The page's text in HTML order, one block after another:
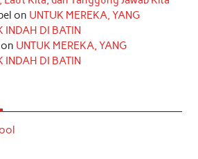
on UNTUK MEREKA, YANG
INDAH DI BATIN
on UNTUK MEREKA, YANG
INDAH DI BATIN